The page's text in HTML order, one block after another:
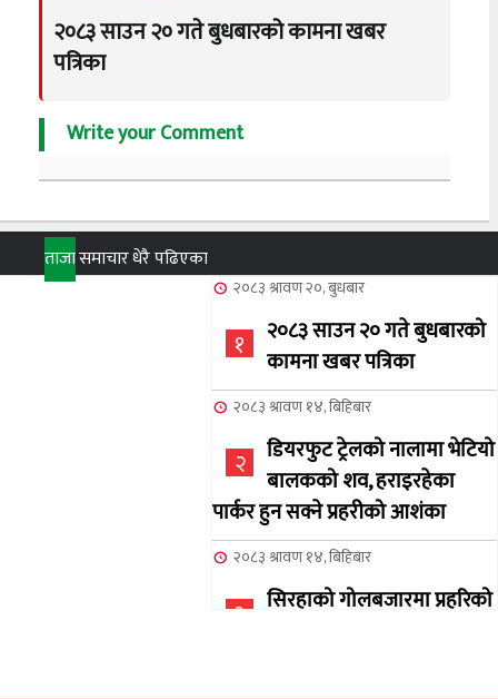
२०८३ साउन २० गते बुधबारको कामना खबर
पत्रिका
Write your Comment
ताजासमाचारधेरै पढिएका
२०८३ श्रावण २०, बुधबार
१
२०८३ साउन २० गते बुधबारको
कामना खबर पत्रिका
२०८३ श्रावण १४, बिहिबार
२
डियरफुट ट्रेलको नालामा भेटियो
बालकको शव, हराइरहेका
पार्कर हुन सक्ने प्रहरीको आशंका
२०८३ श्रावण १४, बिहिबार
३
सिरहाको गोलबजारमा प्रहरिको